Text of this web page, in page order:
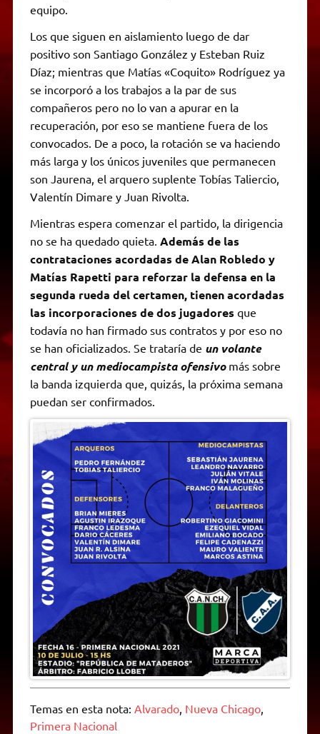
equipo.
Los que siguen en aislamiento luego de dar
positivo son Santiago González y Esteban Ruiz
Díaz; mientras que Matías «Coquito» Rodríguez ya
se incorporó a los trabajos a la par de sus
compañeros pero no lo van a apurar en la
recuperación, por eso se mantiene fuera de los
convocados. De a poco, la rotación se va haciendo
más larga y los únicos juveniles que permanecen
son Jaurena, el arquero suplente Tobías Taliercio,
Valentín Dimare y Juan Rivolta.
Mientras espera comenzar el partido, la dirigencia
no se ha quedado quieta. Además de las
contrataciones acordadas de Alan Robledo y
Matías Rapetti para reforzar la defensa en la
segunda rueda del certamen, tienen acordadas
las incorporaciones de dos jugadores que
todavía no han firmado sus contratos y por eso no
se han oficializados. Se trataría de un volante
central y un mediocampista ofensivomás sobre
la banda izquierda que, quizás, la próxima semana
puedan ser confirmados.
Temas en esta nota: Alvarado, Nueva Chicago,
Primera Nacional